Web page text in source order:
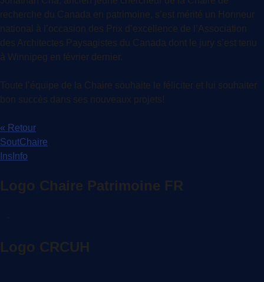
recherche du Canada en patrimoine, s’est mérité un Honneur
national à l’occasion des Prix d’excellence de l’Association
des Architectes Paysagistes du Canada dont le jury s’est tenu
à Winnipeg en février dernier.
Toute l’équipe de la Chaire souhaite le féliciter et lui souhaiter
bon succès dans ses nouveaux projets!
« Retour
SoutChaire
InsInfo
Logo Chaire Patrimoine FR
Logo CRCUH